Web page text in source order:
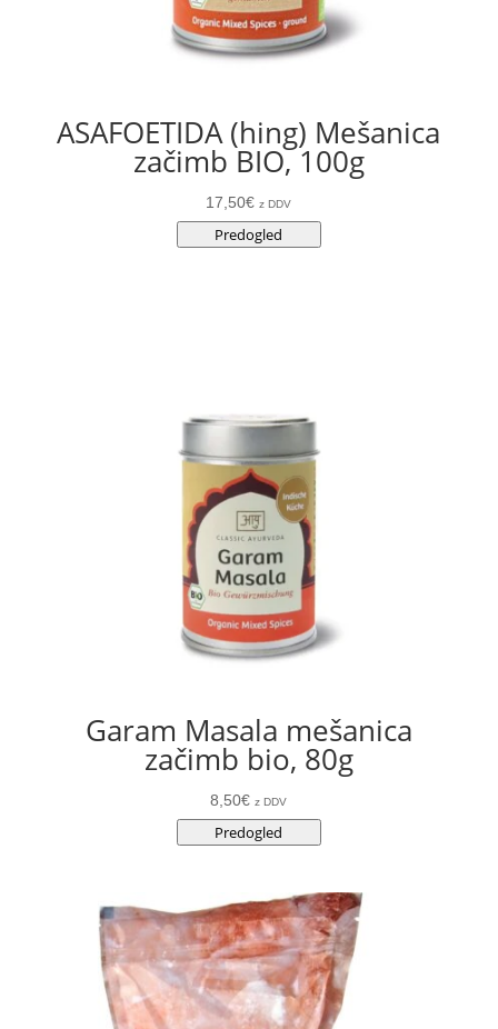
ASAFOETIDA (hing) Mešanica
začimb BIO, 100g
17,50€ z DDV
Predogled
Garam Masala mešanica
začimb bio, 80g
8,50€ z DDV
Predogled